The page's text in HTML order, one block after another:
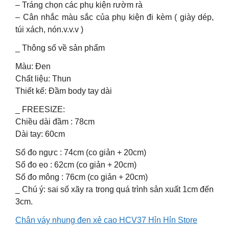
– Tráng chọn các phụ kiện rườm rà
– Cân nhắc màu sắc của phụ kiện đi kèm ( giày dép,
túi xách, nón.v.v.v )
_ Thông số về sản phẩm
Màu: Đen
Chất liệu: Thun
Thiết kế: Đầm body tay dài
_ FREESIZE:
Chiều dài đầm : 78cm
Dài tay: 60cm
Số đo ngực : 74cm (co giản + 20cm)
Số đo eo : 62cm (co giản + 20cm)
Số đo mông : 76cm (co giản + 20cm)
_ Chú ý: sai số xãy ra trong quá trình sản xuất 1cm đến
3cm.
Chân váy nhung đen xẻ cao HCV37 Hỉn Hỉn Store